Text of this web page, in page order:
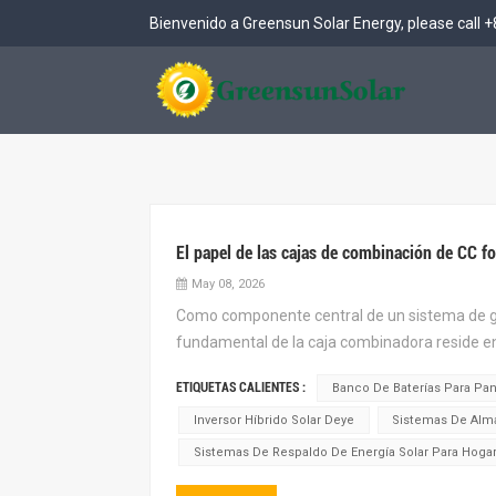
Bienvenido a Greensun Solar Energy, please call
El papel de las cajas de combinación de CC
May 08, 2026
Como componente central de un sistema de
fundamental de la caja combinadora reside
ETIQUETAS CALIENTES : Banco De Baterías Para
Inversor Híbrido Solar Deye Sistemas De
Sistemas De Respaldo De Energía Solar Para